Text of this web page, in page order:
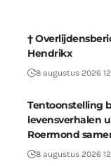
†
Hendrikx
8 augustus 2026
Tentoonstelling
levensverhalen
Roermond
8 augustus 2026